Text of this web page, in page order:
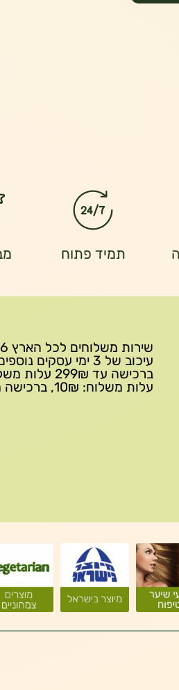
תמיד פתוח
עיכוב של 3 ימי
עלות משלוח: 10₪, ברכישה מעל 600₪ עלות משלוח חינם